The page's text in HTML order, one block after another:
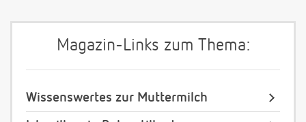
Magazin-Links zum Thema:
Wissenswertes zur Muttermilch